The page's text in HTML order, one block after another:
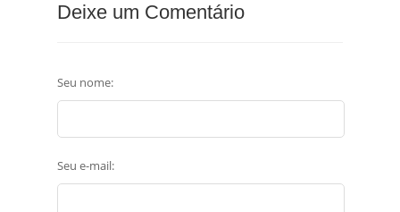
Deixe um Comentário
Seu nome:
Seu e-mail: